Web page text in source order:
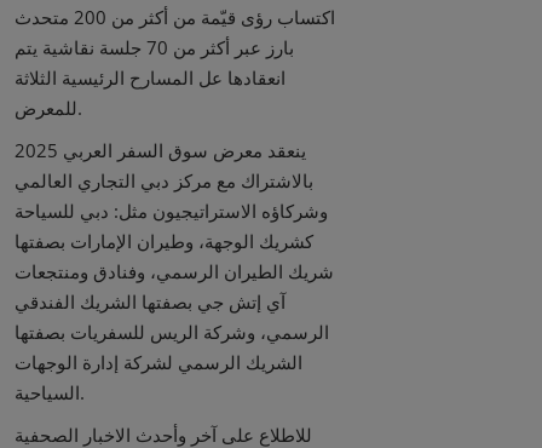
اكتساب رؤى قيّمة من أكثر من 200 متحدث
بارز عبر أكثر من 70 جلسة نقاشية يتم
انعقادها عل المسارح الرئيسية الثلاثة
للمعرض.
ينعقد معرض سوق السفر العربي 2025
بالاشتراك مع مركز دبي التجاري العالمي
وشركاؤه الاستراتيجيون مثل: دبي للسياحة
كشريك الوجهة، وطيران الإمارات بصفتها
شريك الطيران الرسمي، وفنادق ومنتجعات
آي إتش جي بصفتها الشريك الفندقي
الرسمي، وشركة الريس للسفريات بصفتها
الشريك الرسمي لشركة إدارة الوجهات
السياحية.
للاطلاع على آخر وأحدث الاخبار الصحفية